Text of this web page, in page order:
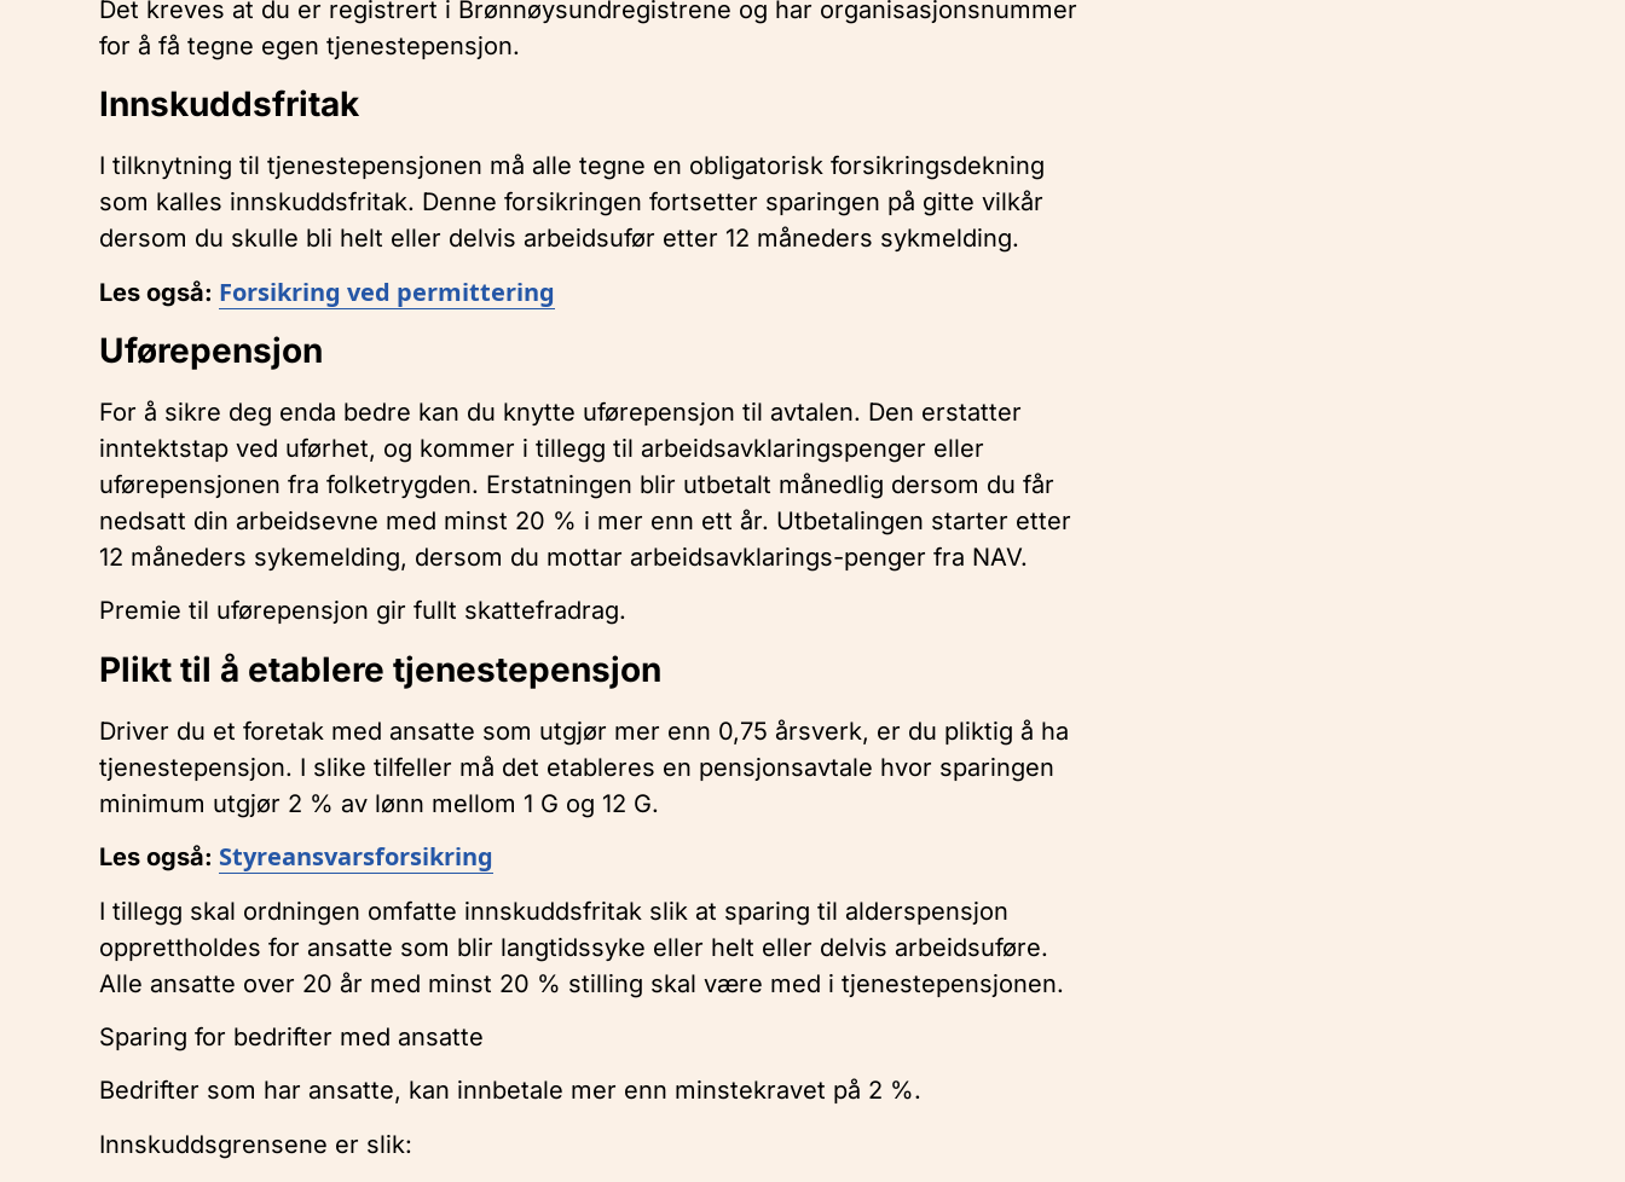
Det kreves at du er registrert i Brønnøysundregistrene og har organisasjonsnummer
for å få tegne egen tjenestepensjon.
Innskuddsfritak
I tilknytning til tjenestepensjonen må alle tegne en obligatorisk forsikringsdekning
som kalles innskuddsfritak. Denne forsikringen fortsetter sparingen på gitte vilkår
dersom du skulle bli helt eller delvis arbeidsufør etter 12 måneders sykmelding.
Les også: Forsikring ved permittering
Uførepensjon
For å sikre deg enda bedre kan du knytte uførepensjon til avtalen. Den erstatter
inntektstap ved uførhet, og kommer i tillegg til arbeidsavklaringspenger eller
uførepensjonen fra folketrygden. Erstatningen blir utbetalt månedlig dersom du får
nedsatt din arbeidsevne med minst 20 % i mer enn ett år. Utbetalingen starter etter
12 måneders sykemelding, dersom du mottar arbeidsavklarings-penger fra NAV.
Premie til uførepensjon gir fullt skattefradrag.
Plikt til å etablere tjenestepensjon
Driver du et foretak med ansatte som utgjør mer enn 0,75 årsverk, er du pliktig å ha
tjenestepensjon. I slike tilfeller må det etableres en pensjonsavtale hvor sparingen
minimum utgjør 2 % av lønn mellom 1 G og 12 G.
Les også: Styreansvarsforsikring
I tillegg skal ordningen omfatte innskuddsfritak slik at sparing til alderspensjon
opprettholdes for ansatte som blir langtidssyke eller helt eller delvis arbeidsuføre.
Alle ansatte over 20 år med minst 20 % stilling skal være med i tjenestepensjonen.
Sparing for bedrifter med ansatte
Bedrifter som har ansatte, kan innbetale mer enn minstekravet på 2 %.
Innskuddsgrensene er slik: